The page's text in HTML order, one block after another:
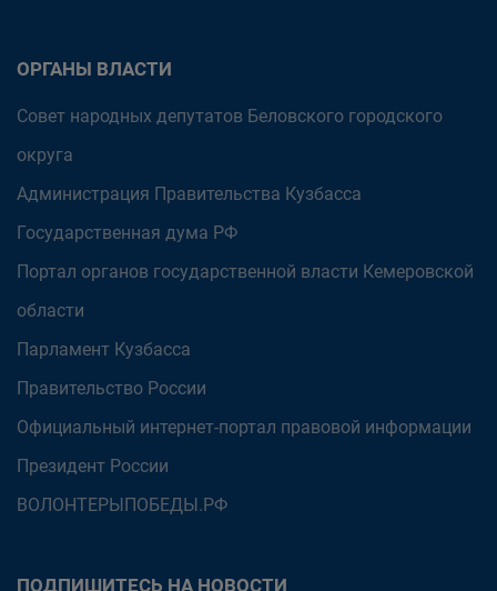
ОРГАНЫ ВЛАСТИ
Совет народных депутатов Беловского городского
округа
Администрация Правительства Кузбасса
Государственная дума РФ
Портал органов государственной власти Кемеровской
области
Парламент Кузбасса
Правительство России
Официальный интернет-портал правовой информации
Президент России
ВОЛОНТЕРЫПОБЕДЫ.РФ
ПОДПИШИТЕСЬ НА НОВОСТИ